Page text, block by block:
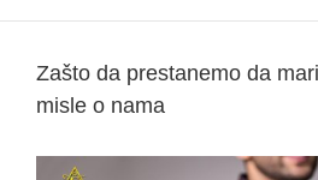
Zašto da prestanemo da
misle o nama